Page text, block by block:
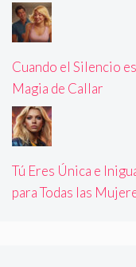
Cuando el Silencio
Magia de Callar
Tú Eres Única e
para Todas las